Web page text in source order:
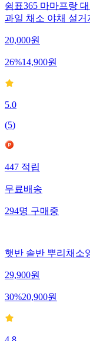
쉼표365 마마프랑
과일 채소 야채 설거
20,000원
26%14,900원
5.0
(5)
447 적립
무료배송
294명 구매중
햇반 솥반 뿌리채소
29,900원
30%20,900원